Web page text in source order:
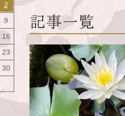
2
9
16
23
30